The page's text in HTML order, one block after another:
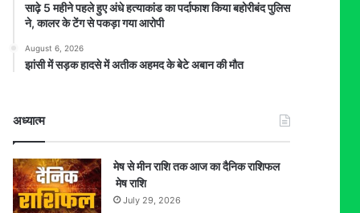
साढ़े 5 महीने पहले हुए अंधे हत्याकांड का पर्दाफाश किया बहोरीबंद पुलिस
ने, कालर के टेंग से पकड़ा गया आरोपी
August 6, 2026
झांसी में सड़क हादसे में अतीक अहमद के बेटे अबान की मौत
अध्यात्म
मेष से मीन राशि तक आज का दैनिक राशिफल
मेष राशि
July 29, 2026